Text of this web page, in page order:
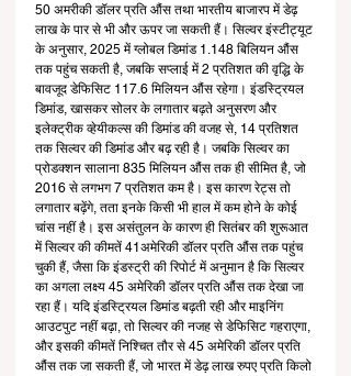
50 अमरीकी डॉलर प्रति औंस तथा भारतीय बाजारप में डेढ़
लाख के पार से भी और ऊपर जा सकती हैं। सिल्वर इंस्टीट्यूट
के अनुसार, 2025 में ग्लोबल डिमांड 1.148 बिलियन औंस
तक पहुंच सकती है, जबकि सप्लाई में 2 प्रतिशत की वृद्धि के
बावजूद डेफिसिट 117.6 मिलियन औंस रहेगा। इंडस्ट्रियल
डिमांड, खासकर सोलर के लगातार बढ़ते अनुसरण और
इलेक्ट्रीक व्हेयीकल्स की डिमांड की वजह से, 14 प्रतिशत
तक सिल्वर की डिमांड और बढ़ रही है। जबकि सिल्वर का
प्रोडक्शन सालाना 835 मिलियन औंस तक ही सीमित है, जो
2016 से लगभग 7 प्रतिशत कम है। इस कारण रेट्स तो
लगातार बढ़ेंगे, तता इनके किसी भी हाल में कम होने के कोई
चांस नहीं है। इस असंतुलन के कारण ही सितंबर की शुरूआत
में सिल्वर की कीमतें 41अमेरिकी डॉलर प्रति औंस तक पहुंच
चुकी हैं, जैसा कि इंडस्ट्री की रिपोर्ट में अनुमान है कि सिल्वर
का अगला लक्ष्य 45 अमेरिकी डॉलर प्रति औंस तक देखा जा
रहा हैं। यदि इंडस्ट्रियल डिमांड बढ़ती रही और माइनिंग
आउटपुट नहीं बढ़ा, तो सिल्वर की नजह से डेफिसिट गहराएगा,
और इसकी कीमतें निश्चित तौर से 45 अमेरिकी डॉलर प्रति
औंस तक जा सकती हैं, जो भारत में डेढ़ लाख रुपए प्रति किलो